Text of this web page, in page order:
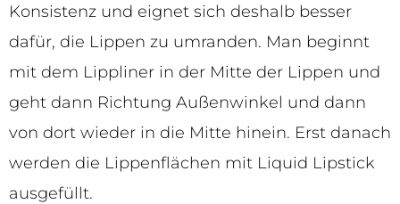
Konsistenz und eignet sich deshalb besser
dafür, die Lippen zu umranden. Man beginnt
mit dem Lippliner in der Mitte der Lippen und
geht dann Richtung Außenwinkel und dann
von dort wieder in die Mitte hinein. Erst danach
werden die Lippenflächen mit Liquid Lipstick
ausgefüllt.